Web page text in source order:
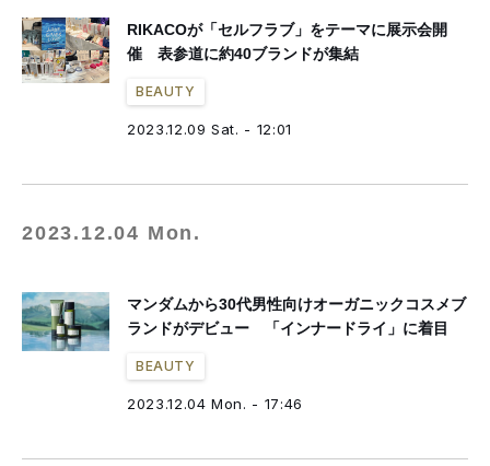
RIKACOが「セルフラブ」をテーマに展示会開
催 表参道に約40ブランドが集結
BEAUTY
2023.12.09 Sat. - 12:01
2023.12.04 Mon.
マンダムから30代男性向けオーガニックコスメブ
ランドがデビュー 「インナードライ」に着目
BEAUTY
2023.12.04 Mon. - 17:46